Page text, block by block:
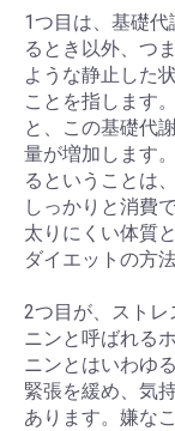
1つ目は、基礎
るとき以外、つ
ような静止した
ことを指します
と、この基礎代
量が増加します
るということは
しっかりと消費
太りにくい体質
ダイエットの方
2つ目が、ストレ
ニンと呼ばれる
ニンとはいわゆ
緊張を緩め、気
あります。嫌な